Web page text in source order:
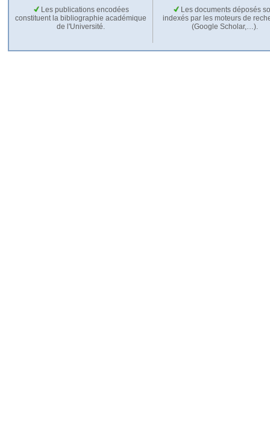
Les publications encodées
constituent la bibliographie académique
de l'Université.
Les documents déposés
indexés par les moteurs de
(Google Scholar,…).